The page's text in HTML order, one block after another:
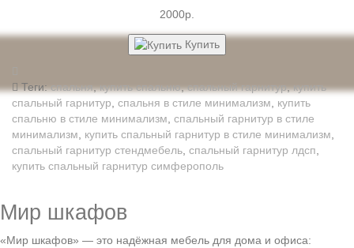
2000р.
Купить
Теги:спальня,купить спальню,спальный гарнитур,купить
спальный гарнитур спальня в стиле минимализм
купить
спальню в стиле минимализм спальный гарнитур в стиле
минимализм
купить спальный гарнитур в стиле минимализм
спальный гарнитур стендмебель спальный гарнитур лдсп
купить спальный гарнитур симферополь
Мир шкафов
«Мир шкафов» — это надёжная мебель для дома и офиса: